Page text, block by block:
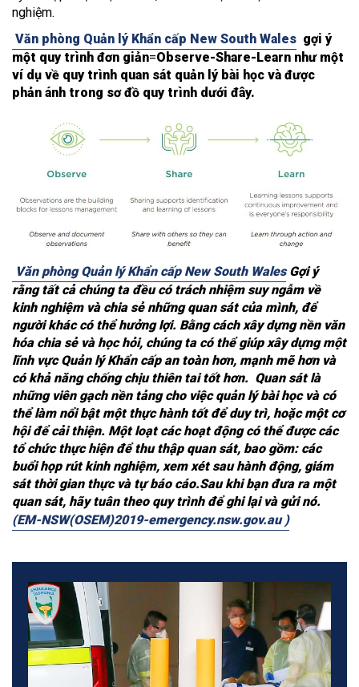
nghiệm.
Văn phòng Quản lý Khẩn cấp New South Wales gợi ý
một quy trình đơn giản=Observe-Share-Learn như một
ví dụ về quy trình quan sát quản lý bài học và được
phản ánh trong sơ đồ quy trình dưới đây.
Văn phòng Quản lý Khẩn cấp New South WalesGợi ý
rằng tất cả chúng ta đều có trách nhiệm suy ngẫm về
kinh nghiệm và chia sẻ những quan sát của mình, để
người khác có thể hưởng lợi. Bằng cách xây dựng nền văn
hóa chia sẻ và học hỏi, chúng ta có thể giúp xây dựng một
lĩnh vực Quản lý Khẩn cấp an toàn hơn, mạnh mẽ hơn và
có khả năng chống chịu thiên tai tốt hơn. Quan sát là
những viên gạch nền tảng cho việc quản lý bài học và có
thể làm nổi bật một thực hành tốt để duy trì, hoặc một cơ
hội để cải thiện. Một loạt các hoạt động có thể được các
tổ chức thực hiện để thu thập quan sát, bao gồm: các
buổi họp rút kinh nghiệm, xem xét sau hành động, giám
sát thời gian thực và tự báo cáo.Sau khi bạn đưa ra một
quan sát, hãy tuân theo quy trình để ghi lại và gửi nó.
(EM-NSW(OSEM)2019-emergency.nsw.gov.au )